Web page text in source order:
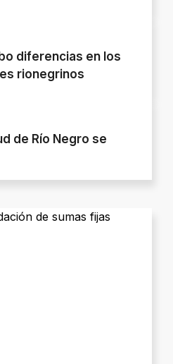
diferencias en los
rionegrinos
de Río Negro se